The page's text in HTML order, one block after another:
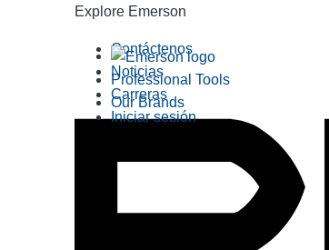
Explore Emerson
Professional Tools
Our Brands
Contáctenos
Noticias
Carreras
Iniciar sesión